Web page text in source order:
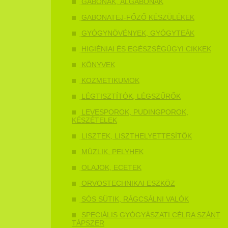
GABONATEJ-FŐZŐ KÉSZÜLÉKEK
GYÓGYNÖVÉNYEK, GYÓGYTEÁK
HIGIÉNIAI ÉS EGÉSZSÉGÜGYI CIKKEK
KÖNYVEK
KOZMETIKUMOK
LÉGTISZTÍTÓK, LÉGSZŰRŐK
LEVESPOROK, PUDINGPOROK,
KÉSZÉTELEK
LISZTEK, LISZTHELYETTESÍTŐK
MÜZLIK, PELYHEK
OLAJOK, ECETEK
ORVOSTECHNIKAI ESZKÖZ
SÓS SÜTIK, RÁGCSÁLNI VALÓK
SPECIÁLIS GYÓGYÁSZATI CÉLRA SZÁNT
TÁPSZER